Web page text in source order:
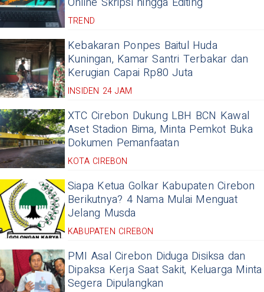
TREND
Kebakaran Ponpes Baitul Huda
Kuningan, Kamar Santri Terbakar dan
Kerugian Capai Rp80 Juta
INSIDEN 24 JAM
XTC Cirebon Dukung LBH BCN Kawal
Aset Stadion Bima, Minta Pemkot Buka
Dokumen Pemanfaatan
KOTA CIREBON
Siapa Ketua Golkar Kabupaten Cirebon
Berikutnya? 4 Nama Mulai Menguat
Jelang Musda
KABUPATEN CIREBON
PMI Asal Cirebon Diduga Disiksa dan
Dipaksa Kerja Saat Sakit, Keluarga Minta
Segera Dipulangkan